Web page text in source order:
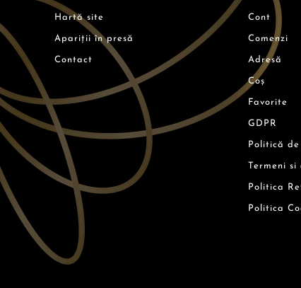
Hartă site
Apariții în presă
Contact
Cont
Comenzi
Adresă
Coș
Favorite
GDPR
Politică
Termeni
Politica
Politica